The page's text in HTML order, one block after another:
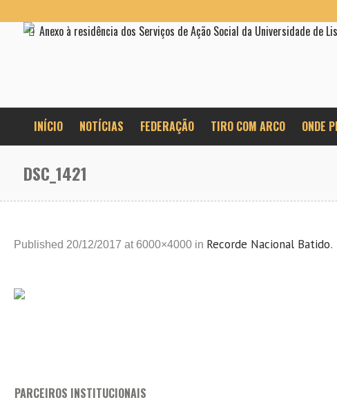
Anexo à residência dos Serviços de Ação Social da Universidade de
INÍCIO NOTÍCIAS FEDERAÇÃO TIRO COM ARCO ONDE
DSC_1421
Published 20/12/2017 at 6000×4000 in Recorde Nacional Batido.
PARCEIROS INSTITUCIONAIS